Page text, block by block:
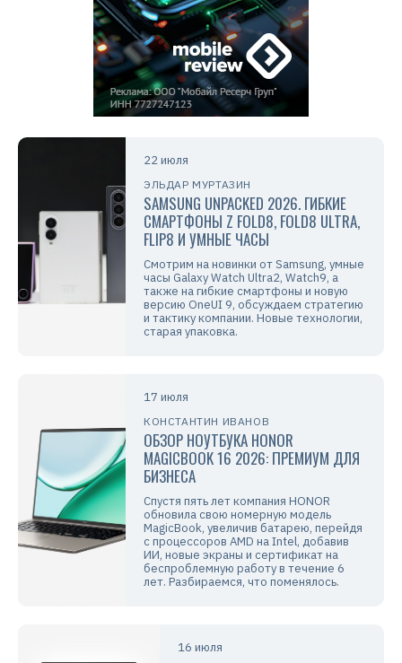
22 июля
ЭЛЬДАР МУРТАЗИН
SAMSUNG UNPACKED 2026. ГИБКИЕ
СМАРТФОНЫ Z FOLD8, FOLD8 ULTRA,
FLIP8 И УМНЫЕ ЧАСЫ
Смотрим на новинки от Samsung, умные
часы Galaxy Watch Ultra2, Watch9, а
также на гибкие смартфоны и новую
версию OneUI 9, обсуждаем стратегию
и тактику компании. Новые технологии,
старая упаковка.
17 июля
КОНСТАНТИН ИВАНОВ
ОБЗОР НОУТБУКА HONOR
MAGICBOOK 16 2026: ПРЕМИУМ ДЛЯ
БИЗНЕСА
Спустя пять лет компания HONOR
обновила свою номерную модель
MagicBook, увеличив батарею, перейдя
с процессоров AMD на Intel, добавив
ИИ, новые экраны и сертификат на
беспроблемную работу в течение 6
лет. Разбираемся, что поменялось.
16 июля